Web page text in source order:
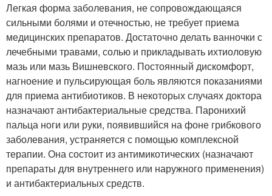
Легкая форма заболевания, не сопровождающаяся
сильными болями и отечностью, не требует приема
медицинских препаратов. Достаточно делать ванночки с
лечебными травами, солью и прикладывать ихтиоловую
мазь или мазь Вишневского. Постоянный дискомфорт,
нагноение и пульсирующая боль являются показаниями
для приема антибиотиков. В некоторых случаях доктора
назначают антибактериальные средства. Паронихий
пальца ноги или руки, появившийся на фоне грибкового
заболевания, устраняется с помощью комплексной
терапии. Она состоит из антимикотических (назначают
препараты для внутреннего или наружного применения)
и антибактериальных средств.